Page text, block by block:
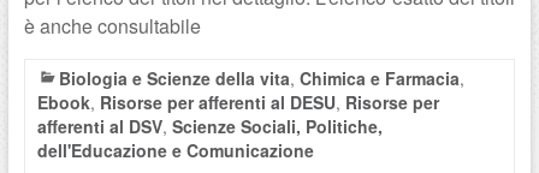
è anche consultabile
Biologia e Scienze della vita, Chimica e Farmacia,
Ebook, Risorse per afferenti al DESU, Risorse per
afferenti al DSV, Scienze Sociali, Politiche,
dell'Educazione e Comunicazione